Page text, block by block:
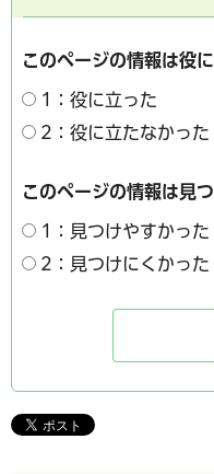
このページの情報は役
1：役に立った
2：役に立たなかった
このページの情報は見
1：見つけやすかった
2：見つけにくかった